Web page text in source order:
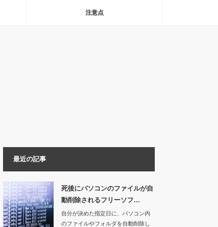
注意点
最近の記事
死後にパソコンのファイルが自
動削除されるフリーソフ…
自分が決めた指定日に、パソコン内
のファイルやフォルダを自動削除し